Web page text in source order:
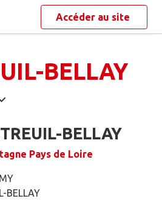
Accéder au site
BELLAY
BELLAY
Pays de Loire
BELLAY